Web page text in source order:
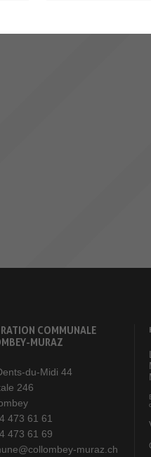
COMMUNALE
MURAZ
du-Midi 44
246
473 61 61
473 61 69
muraz.ch